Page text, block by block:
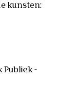
kunsten:
Publiek -